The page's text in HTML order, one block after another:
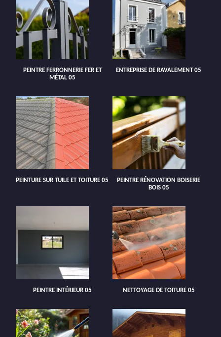
PEINTRE FERRONNERIE FER ET
MÉTAL 05
ENTREPRISE DE RAVALEMENT 05
PEINTURE SUR TUILE ET TOITURE 05
PEINTRE RÉNOVATION BOISERIE
BOIS 05
PEINTRE INTÉRIEUR 05 NETTOYAGE DE TOITURE 05